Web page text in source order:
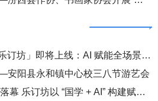
被执行人继续使用对该财产价值无重大
坏，强烈要求党委政府及有关部门予以
了保生产、保就业，
衍了事、皮球踢来踢去、让程序空转，
害的问题一直得不到解决，企业停工停
订坊」即将上线：AI 赋能全场景设
创作新引擎
阳县永和镇中心校三八节游艺会
幕 乐订坊以 “国学 + AI” 构建赋能